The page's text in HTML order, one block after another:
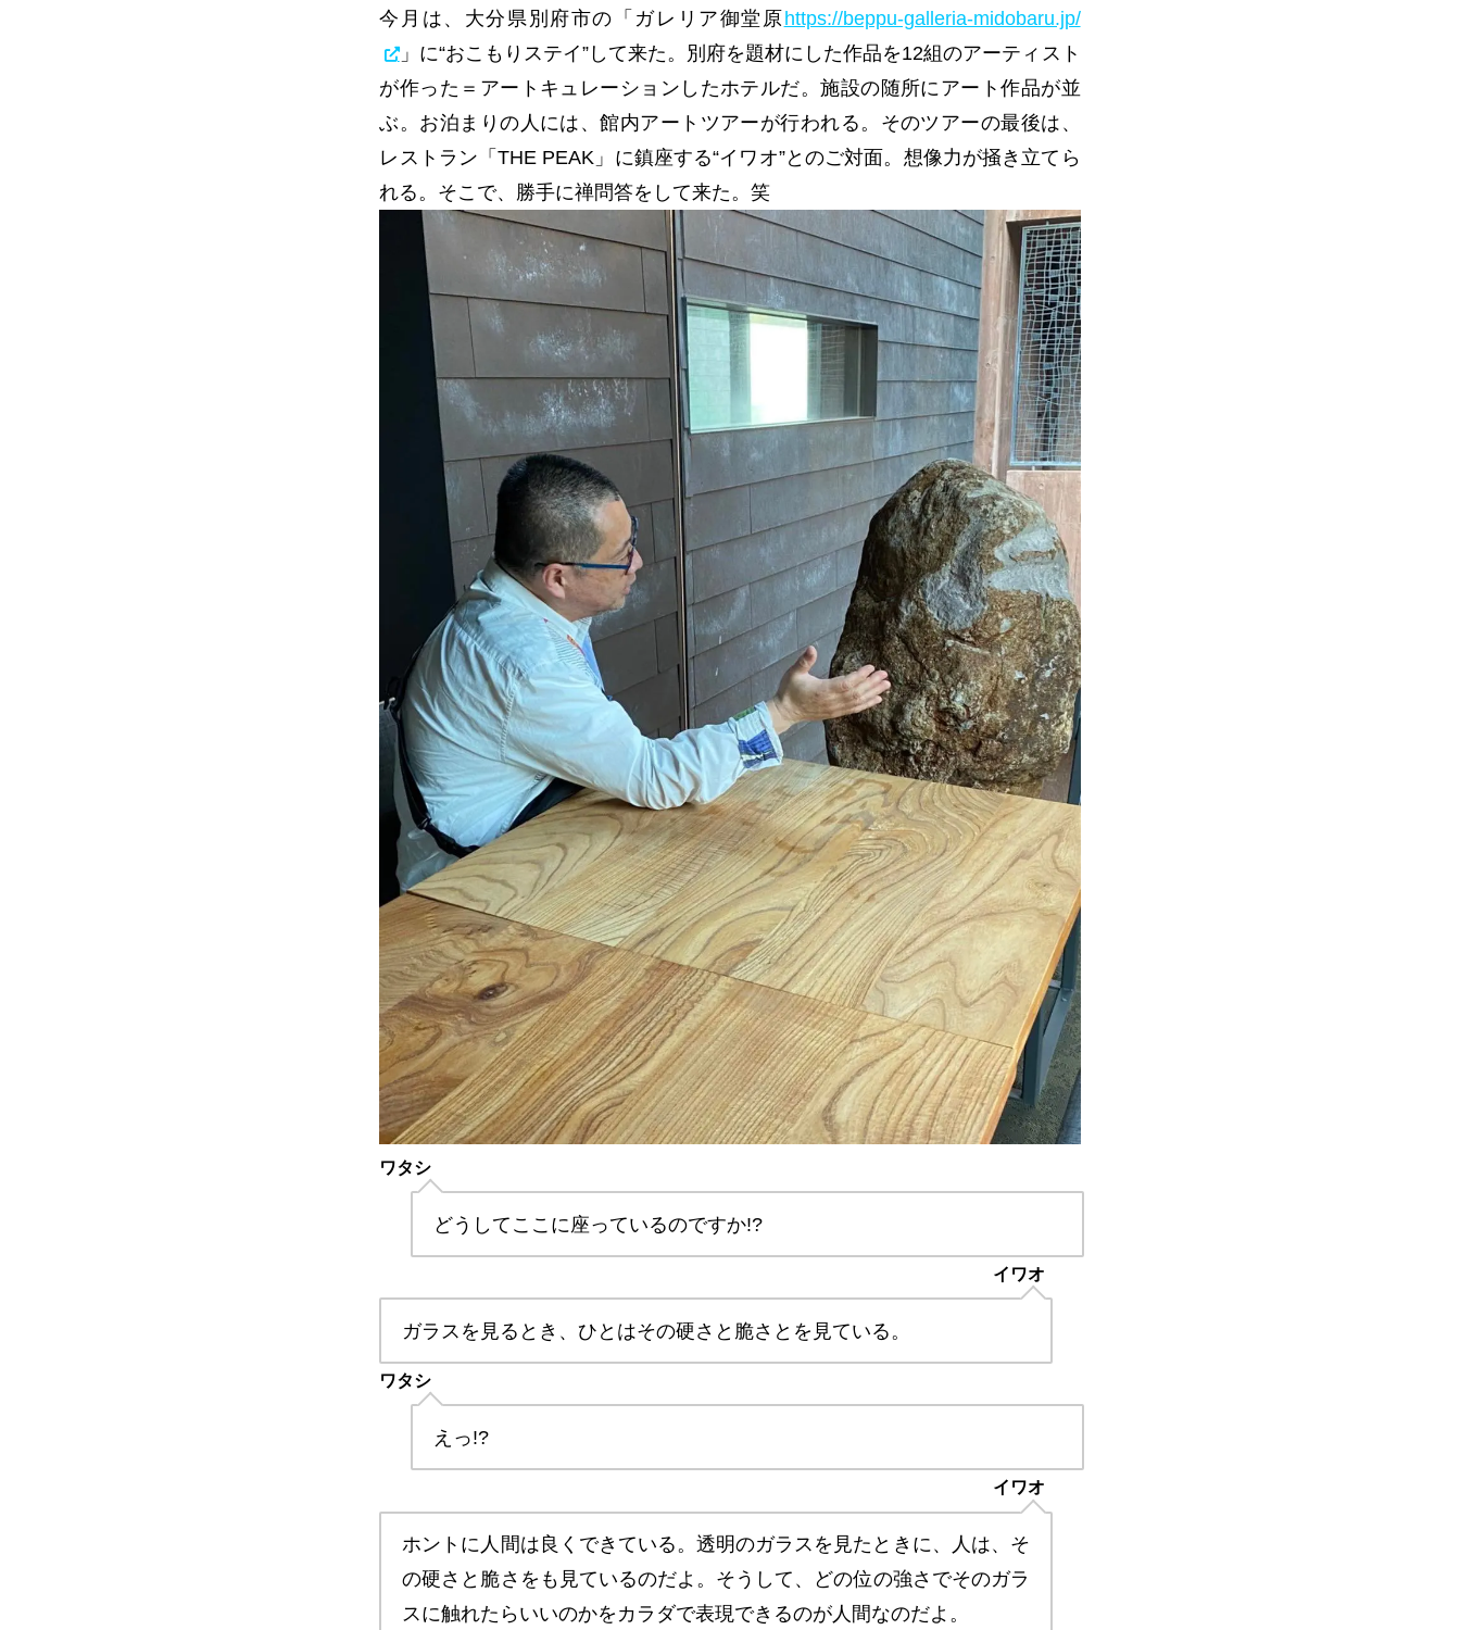
今月は、大分県別府市の「ガレリア御堂原https://beppu-galleria-midobaru.jp/
」に“おこもりステイ”して来た。別府を題材にした作品を12組のアーティスト
が作った＝アートキュレーションしたホテルだ。施設の随所にアート作品が並
ぶ。お泊まりの人には、館内アートツアーが行われる。そのツアーの最後は、
レストラン「THE PEAK」に鎮座する“イワオ”とのご対面。想像力が掻き立てら
れる。そこで、勝手に禅問答をして来た。笑
ワタシ
どうしてここに座っているのですか!?
イワオ
ガラスを見るとき、ひとはその硬さと脆さとを見ている。
ワタシ
えっ!?
イワオ
ホントに人間は良くできている。透明のガラスを見たときに、人は、そ
の硬さと脆さをも見ているのだよ。そうして、どの位の強さでそのガラ
スに触れたらいいのかをカラダで表現できるのが人間なのだよ。